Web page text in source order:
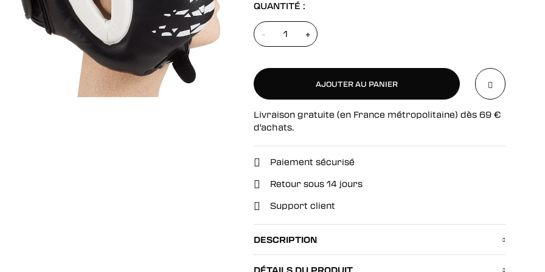
QUANTITÉ :
- +
AJOUTER AU PANIER
AJOUTER AU PANIER
Livraison gratuite (en France métropolitaine) dès 69 €
d'achats.
Paiement sécurisé
Retour sous 14 jours
Support client
DESCRIPTION